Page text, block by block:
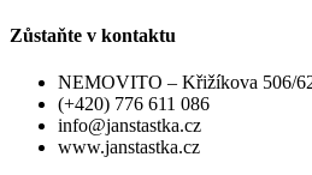
Zůstaňte v kontaktu
NEMOVITO – Křižíkova 506/
(+420) 776 611 086
info@janstastka.cz
www.janstastka.cz